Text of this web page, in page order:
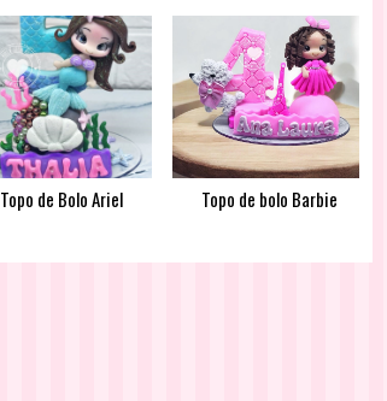
Topo de Bolo Ariel Topo de bolo Barbie